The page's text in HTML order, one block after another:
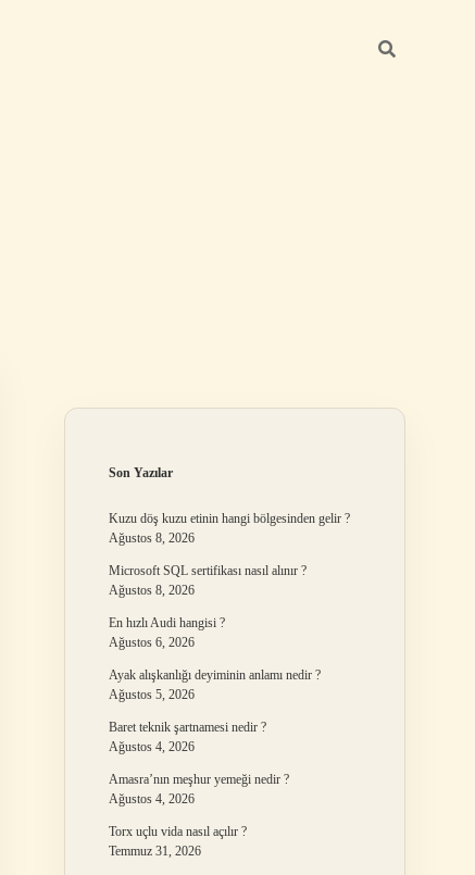
Son Yazılar
Kuzu döş kuzu etinin hangi bölgesinden gelir ?
Ağustos 8, 2026
Microsoft SQL sertifikası nasıl alınır ?
Ağustos 8, 2026
En hızlı Audi hangisi ?
Ağustos 6, 2026
Ayak alışkanlığı deyiminin anlamı nedir ?
Ağustos 5, 2026
Baret teknik şartnamesi nedir ?
Ağustos 4, 2026
Amasra’nın meşhur yemeği nedir ?
Ağustos 4, 2026
Torx uçlu vida nasıl açılır ?
Temmuz 31, 2026